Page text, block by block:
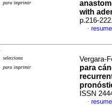
para imprimir
with
p.216-
·
selecciona
para imprimir
Vergara-
para
ISSN
·